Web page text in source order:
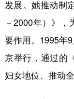
发展。她推动制
－2000年）》，
要作用。1995年
京举行，通过的
妇女地位、推动